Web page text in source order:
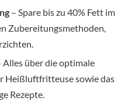
– Spare bis zu 40% Fett im
Zubereitungsmethoden,
Alles über die optimale
Heißluftfritteuse sowie das
Rezepte.